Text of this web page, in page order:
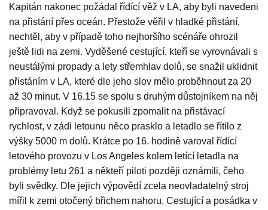
Kapitán nakonec požádal řídící věž v LA, aby byli navedeni
na přistání přes oceán. Přestože věřil v hladké přistání,
nechtěl, aby v případě toho nejhoršího scénáře ohrozil
ještě lidi na zemi. Vyděšené cestující, kteří se vyrovnávali s
neustálými propady a lety střemhlav dolů, se snažil uklidnit
přistáním v LA, které dle jeho slov mělo proběhnout za 20
až 30 minut. V 16.15 se spolu s druhým důstojníkem na něj
připravoval. Když se pokusili zpomalit na přistávací
rychlost, v zádi letounu něco prasklo a letadlo se řítilo z
výšky 5000 m dolů. Krátce po 16. hodině varoval řídící
letového provozu v Los Angeles kolem letící letadla na
problémy letu 261 a někteří piloti později oznámili, čeho
byli svědky. Dle jejich výpovědí zcela neovladatelný stroj
mířil k zemi otočený břichem nahoru. Cestující a posádka v